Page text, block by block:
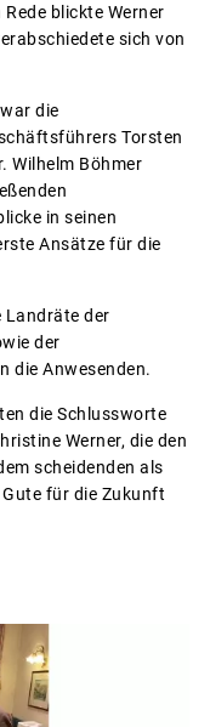
blickte Werner
sich von
die
Torsten
Wilhelm Böhmer
in seinen
Ansätze für die
Landräte der
der
die Anwesenden.
die Schlussworte
Werner, die den
scheidenden als
für die Zukunft